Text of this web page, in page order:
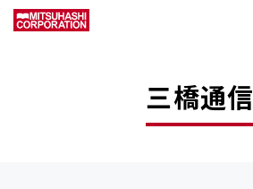
三橋通信